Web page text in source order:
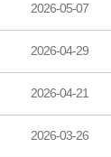
2026-05-07
2026-04-29
2026-04-21
2026-03-26